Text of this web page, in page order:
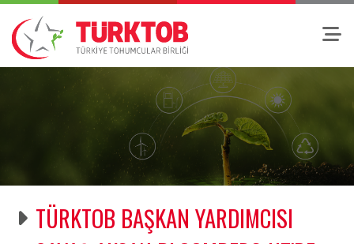
TÜRKTOB BAŞKAN YARDIMCISI